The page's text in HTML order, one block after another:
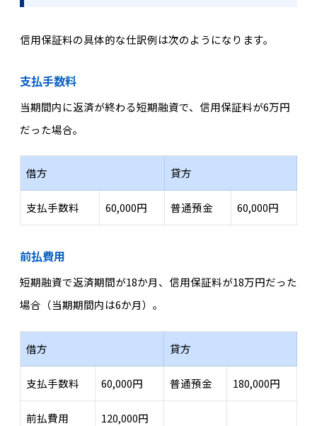
信用保証料の具体的な仕訳例は次のようになります。
支払手数料
当期間内に返済が終わる短期融資で、信用保証料が6万円
だった場合。
借方 貸方
支払手数料 60,000円 普通預金 60,000円
前払費用
短期融資で返済期間が18か月、信用保証料が18万円だった
場合（当期期間内は6か月）。
借方 貸方
支払手数料 60,000円 普通預金 180,000円
前払費用 120,000円